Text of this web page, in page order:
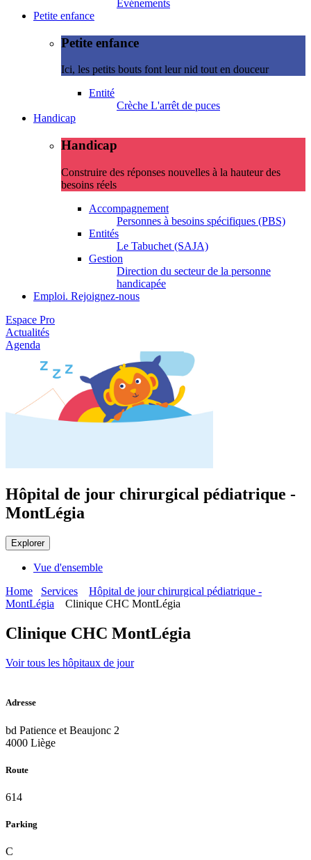
Evénements
Petite enfance
Petite enfance
Ici, les petits bouts font leur nid tout en douceur
Entité
Crèche L'arrêt de puces
Handicap
Handicap
Construire des réponses nouvelles à la hauteur des
besoins réels
Accompagnement
Personnes à besoins spécifiques (PBS)
Entités
Le Tabuchet (SAJA)
Gestion
Direction du secteur de la personne
handicapée
Emploi. Rejoignez-nous
Espace Pro
Actualités
Agenda
Hôpital de jour chirurgical pédiatrique -
MontLégia
Explorer
Vue d'ensemble
Home
Services
Hôpital de jour chirurgical pédiatrique -
MontLégia
Clinique CHC MontLégia
Clinique CHC MontLégia
Voir tous les hôpitaux de jour
Adresse
bd Patience et Beaujonc 2
4000 Liège
Route
614
Parking
C